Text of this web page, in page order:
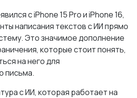
с iPhone 15 Pro и iPhone 16,
написания текстов с ИИ прямо
Это значимое дополнение
которые стоит понять,
на него для
письма.
с ИИ, которая работает на